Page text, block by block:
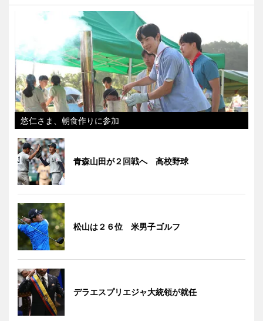
悠仁さま、朝食作りに参加
青森山田が２回戦へ 高校野球
松山は２６位 米男子ゴルフ
デラエスプリエジャ大統領が就任